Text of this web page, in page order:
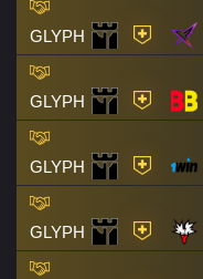
GLYPH
GLYPH
GLYPH
GLYPH